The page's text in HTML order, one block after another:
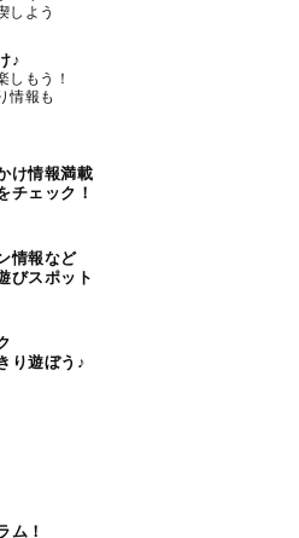
しよう
♪
しもう！
情報も
け情報満載
チェック！
情報など
びスポット
り遊ぼう♪
ム！